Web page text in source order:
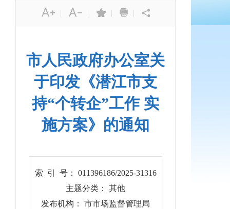
| | | |
市人民政府办公室关
于印发《潜江市支
持“个转企”工作 实
施方案》的通知
索 引 号： 011396186/2025-31316
主题分类： 其他
发布机构： 市市场监督管理局